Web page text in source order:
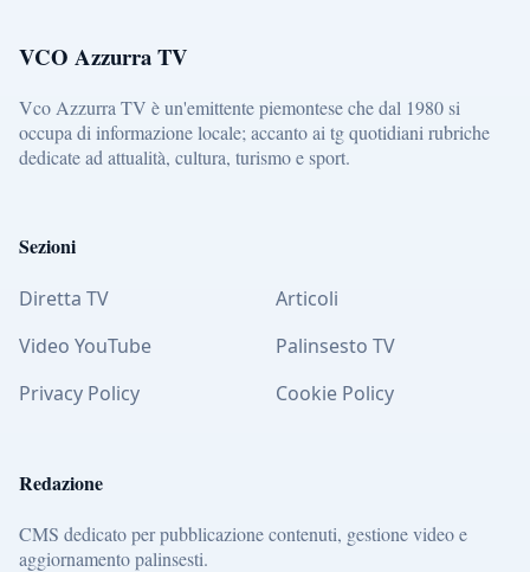
VCO Azzurra TV
Vco Azzurra TV è un'emittente piemontese che dal 1980 si
occupa di informazione locale; accanto ai tg quotidiani rubriche
dedicate ad attualità, cultura, turismo e sport.
Sezioni
Diretta TV
Articoli
Video YouTube
Palinsesto TV
Privacy Policy
Cookie Policy
Redazione
CMS dedicato per pubblicazione contenuti, gestione video e
aggiornamento palinsesti.